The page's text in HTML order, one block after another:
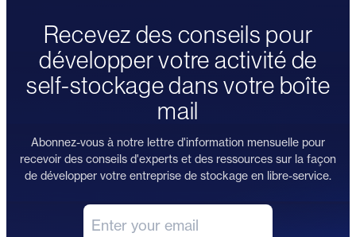
Recevez des conseils pour
développer votre activité de
self-stockage dans votre boîte
mail
Abonnez-vous à notre lettre d'information mensuelle pour
recevoir des conseils d'experts et des ressources sur la façon
de développer votre entreprise de stockage en libre-service.